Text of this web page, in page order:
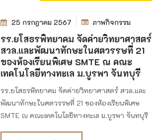
25 กรกฎาคม 2567 ภาพกิจกรรม
รร.ยโสธรพิทยาคม จัดค่ายวิทยาศาสตร์
สวล.และพัฒนาทักษะในศตวรรษที่ 21
ของห้องเรียนพิเศษ SMTE ณ คณะ
เทคโนโลยีทางทะเล ม.บูรพา จันทบุรี
รร.ยโสธรพิทยาคม จัดค่ายวิทยาศาสตร์ สวล.และ
พัฒนาทักษะในศตวรรษที่ 21 ของห้องเรียนพิเศษ
SMTE ณ คณะเทคโนโลยีทางทะเล ม.บูรพา จันทบุรี